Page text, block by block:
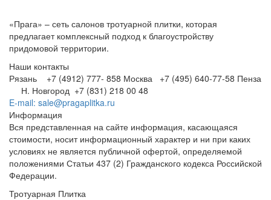
«Прага» – сеть салонов тротуарной плитки, которая
предлагает комплексный подход к благоустройству
придомовой территории.
Наши контакты
Рязань +7 (4912) 777- 858 Москва +7 (495) 640-77-58 Пенза
Н. Новгород +7 (831) 218 00 48
E-mail: sale@pragaplitka.ru
Информация
Вся представленная на сайте информация, касающаяся
стоимости, носит информационный характер и ни при каких
условиях не является публичной офертой, определяемой
положениями Статьи 437 (2) Гражданского кодекса Российской
Федерации.
Тротуарная Плитка